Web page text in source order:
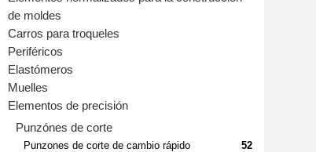
de moldes
Carros para troqueles
Periféricos
Elastómeros
Muelles
Elementos de precisión
Punzónes de corte
Punzones de corte de cambio rápido
52